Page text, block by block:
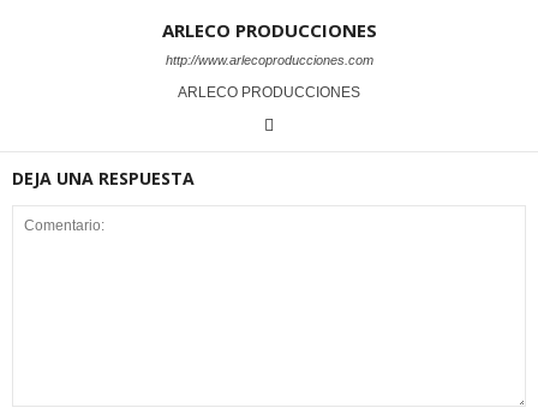
ARLECO PRODUCCIONES
http://www.arlecoproducciones.com
ARLECO PRODUCCIONES
DEJA UNA RESPUESTA